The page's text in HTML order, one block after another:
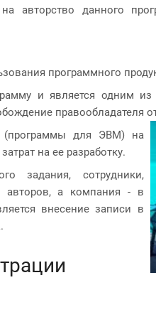
авторство данного
программного
и является одним
правообладателя
(программы для ЭВМ) на
на ее разработку.
задания, сотрудники,
авторов, а компания - в
внесение записи в